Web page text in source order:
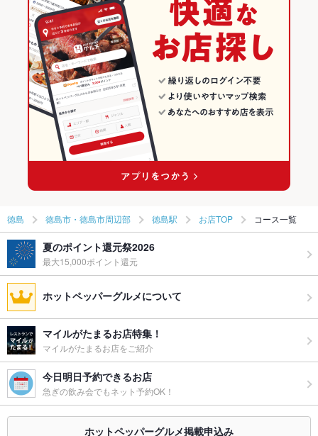
中華全般
徳島市・徳島市周辺部 × 中華
徳島市・徳島市周辺部 × 中華全般
徳島駅 × 中華
徳島駅 × 中華全般
徳島 × 居酒屋
徳島 × 洋・和洋・各国料理・その他
徳島 × 中華
徳島 × 中華全般
徳島市・徳島市周辺部の居酒屋ランキング
徳島駅のグルメランキング
徳島駅の居酒屋ランキング
徳島 徳島市・徳島市周辺部 徳島駅 お店TOP コース一覧
夏のポイント還元祭2026
最大15,000ポイント還元
ホットペッパーグルメについて
マイルがたまるお店特集！
マイルがたまるお店をご紹介
今日明日予約できるお店
急ぎの飲み会でもネット予約OK！
ホットペッパーグルメ掲載申込み